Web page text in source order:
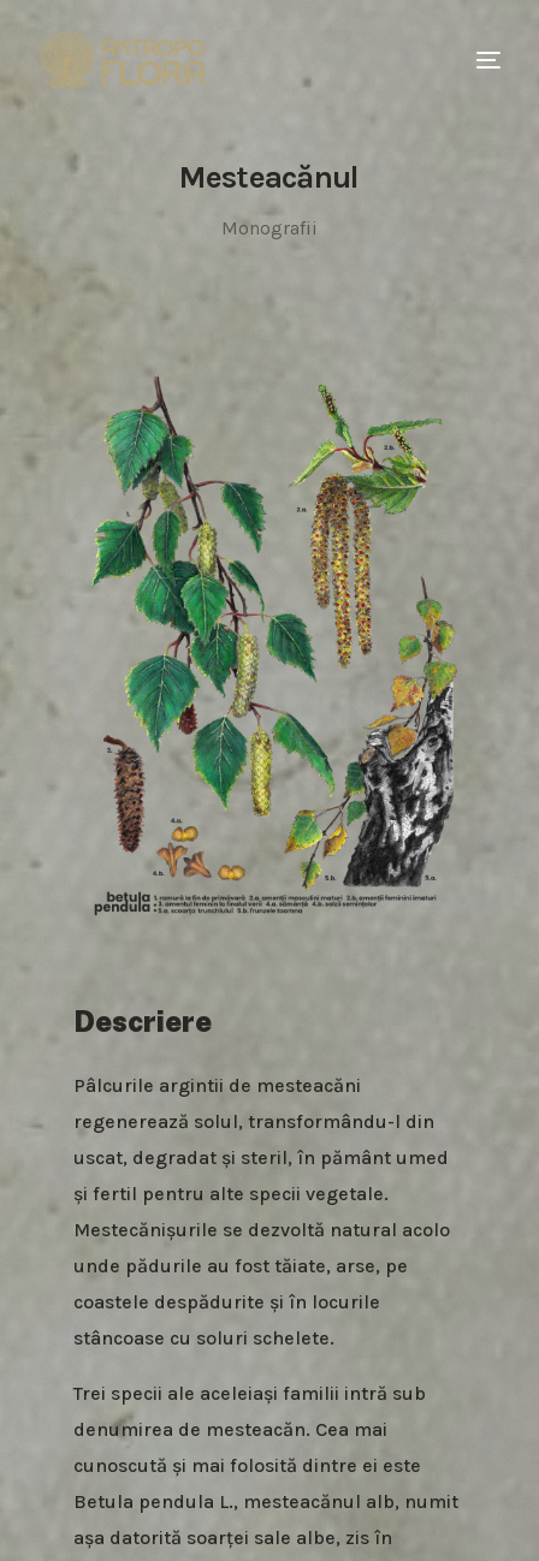
Mesteacănul
Monografii
Descriere
Pâlcurile argintii de mesteacăni
regenerează solul, transformându-l din
uscat, degradat și steril, în pământ umed
și fertil pentru alte specii vegetale.
Mestecănișurile se dezvoltă natural acolo
unde pădurile au fost tăiate, arse, pe
coastele despădurite și în locurile
stâncoase cu soluri schelete.
Trei specii ale aceleiași familii intră sub
denumirea de mesteacăn. Cea mai
cunoscută și mai folosită dintre ei este
Betula pendula L., mesteacănul alb, numit
așa datorită soarței sale albe, zis în
ENGLISH